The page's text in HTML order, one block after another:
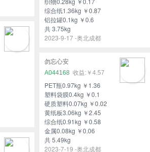
综合纸1.36kg ￥0.87
铝拉罐0.1kg ￥0.6
共 3.75kg
2023-9-17 -奥北成都
勿忘心安
A044168
￥4.57
PET瓶0.97kg ￥1.36
塑料袋膜0.4kg ￥0.1
硬质塑料0.07kg ￥0.02
黄纸板3.06kg ￥2.45
综合纸0.91kg ￥0.58
金属0.08kg ￥0.06
共 5.49kg
2023-7-19 -奥北成都